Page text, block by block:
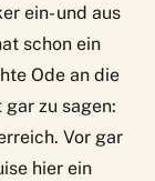
ein- und aus
schon ein
Ode an die
zu sagen:
Vor gar
hier ein